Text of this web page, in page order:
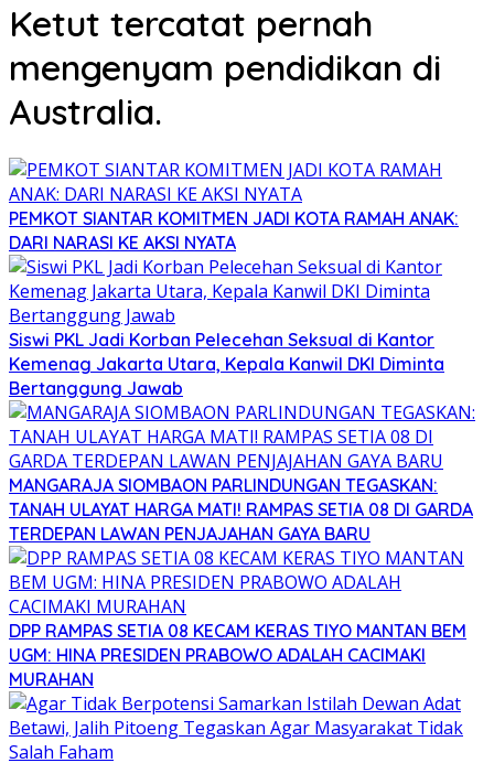
Ketut tercatat pernah
mengenyam pendidikan di
Australia.
PEMKOT SIANTAR KOMITMEN JADI KOTA RAMAH ANAK:
DARI NARASI KE AKSI NYATA
Siswi PKL Jadi Korban Pelecehan Seksual di Kantor
Kemenag Jakarta Utara, Kepala Kanwil DKI Diminta
Bertanggung Jawab
MANGARAJA SIOMBAON PARLINDUNGAN TEGASKAN:
TANAH ULAYAT HARGA MATI! RAMPAS SETIA 08 DI GARDA
TERDEPAN LAWAN PENJAJAHAN GAYA BARU
DPP RAMPAS SETIA 08 KECAM KERAS TIYO MANTAN BEM
UGM: HINA PRESIDEN PRABOWO ADALAH CACIMAKI
MURAHAN